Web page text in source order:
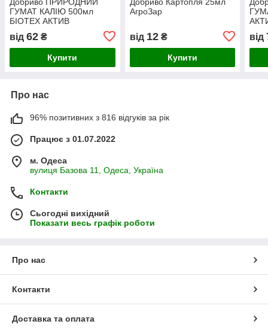
ГУМАТ КАЛІЮ 500мл
БІОТЕХ АКТИВ
від 62 ₴
Купити
АгроЗар
від 12₴
Купити
від
Про нас
96% позитивних з 816 відгуків за рік
Працює з 01.07.2022
м. Одеса
вулиця Базова 11, Одеса, Україна
Контакти
Сьогодні вихідний
Показати весь графік роботи
Про нас
Контакти
Доставка та оплата